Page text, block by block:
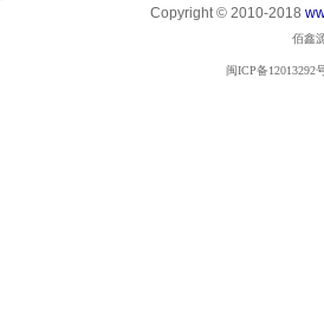
Copyright © 2010-2018
佰鑫
闽ICP备12013292